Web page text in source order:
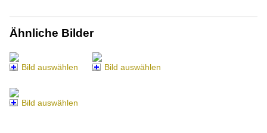
Ähnliche Bilder
Bild auswählen Bild auswählen
Bild auswählen